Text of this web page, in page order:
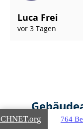
Luca Frei
vor 3 Tagen
.org 764